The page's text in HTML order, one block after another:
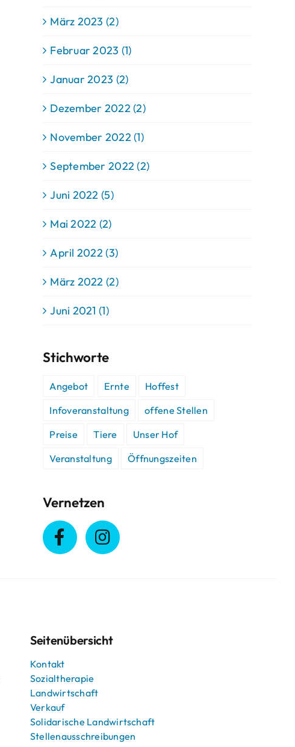
März 2023 (2)
Februar 2023 (1)
Januar 2023 (2)
Dezember 2022 (2)
November 2022 (1)
September 2022 (2)
Juni 2022 (5)
Mai 2022 (2)
April 2022 (3)
März 2022 (2)
Juni 2021 (1)
Stichworte
Angebot Ernte
Hoffest
Infoveranstaltung
offene Stellen
Preise
Tiere
Unser Hof
Veranstaltung
Öffnungszeiten
Vernetzen
Seitenübersicht
Kontakt
Sozialtherapie
Landwirtschaft
Verkauf
Solidarische Landwirtschaft
Stellenausschreibungen